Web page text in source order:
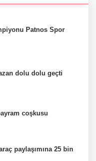
Patnos Spor
dolu dolu geçti
coşkusu
paylaşımına 25 bin